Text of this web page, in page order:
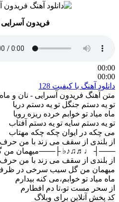
فریدون آسرایی
00:00
00:00
دانلود آهنگ با کیفیت 128
متن آهنگ فریدون آسرایی - نان و ماه
تو یه دستم جنگل تو یه دستم دریا
ماه میاد تو خوابم خرده ریزه رویا
تو یه دستم سایه تو یه دستم آفتاب
می چکه در ایوان چکه چکه مهتاب
از بلندی از سقف می زند با من حرف
───┤ ♩♬♫♪♭ ├───میهمان
از بلندی از سقف می زند با من حرف
میهمان من گل سیب سرخی در
ماه میاد تو خوابم،می کنه بیدارم
از سحر مست تو،تا دم افطارم
کد پخش آنلاین برای وبلاگ